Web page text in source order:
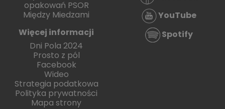
opakowań PSOR
Między Miedzami
Więcej informacji
Dni Pola 2024
Prosto z pól
Facebook
Wideo
Strategia podatkowa
Polityka prywatności
Mapa strony
YouTube
Spotify